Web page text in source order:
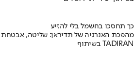
כך תחסכו בחשמל בלי להזיע
מהפכת האנרגיה של תדיראן: שליטה, אבטחת
בשיתוף TADIRAN